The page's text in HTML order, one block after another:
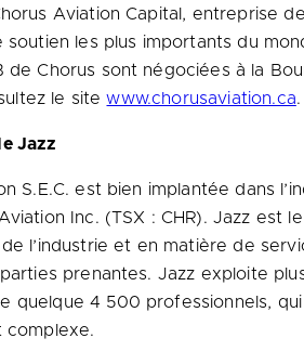
Aviation Capital, entreprise
soutien les plus importants du
de Chorus sont négociées à la
le sitewww.chorusaviation.ca.
Jazz
S.E.C. est bien implantée dans
Inc. (TSX : CHR). Jazz est
l’industrie et en matière de
prenantes. Jazz exploite
quelque 4 500 professionnels,
complexe.